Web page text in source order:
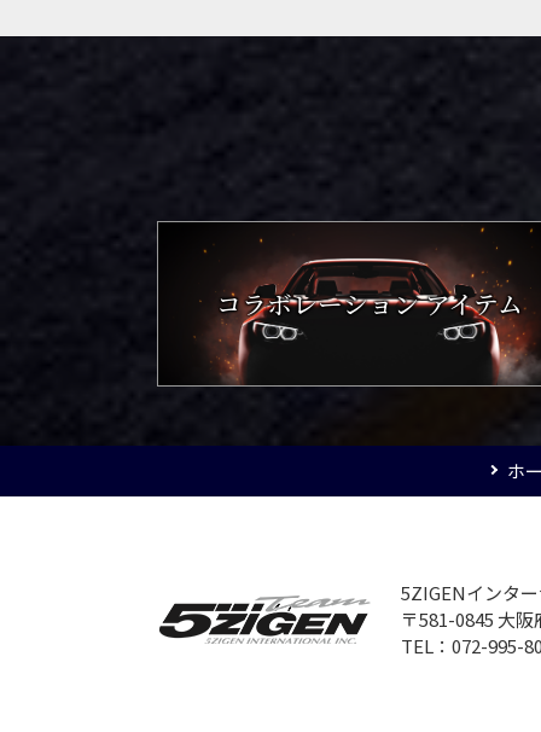
コラボレーション アイテム
ホ
5ZIGENインタ
〒581-0845 大
TEL：072-995-